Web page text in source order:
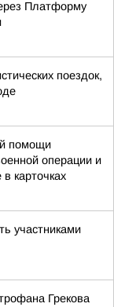
Платформу
поездок,
помощи
операции и
карточках
участниками
Грекова